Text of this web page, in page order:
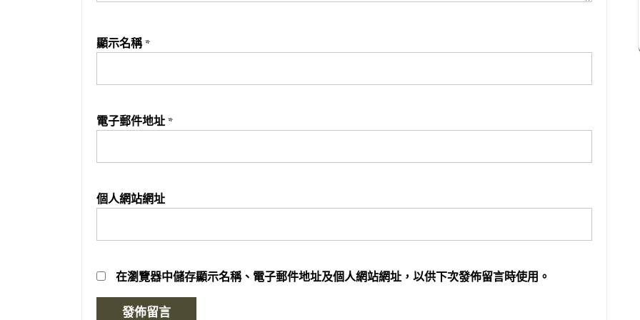
顯示名稱 *
電子郵件地址 *
個人網站網址
在瀏覽器中儲存顯示名稱、電子郵件地址及個人網站網址，以供下次發佈留言時使用。